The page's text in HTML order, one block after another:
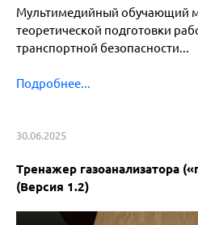
Мультимедийный обучающий
теоретической подготовки
транспортной безопасности...
Подробнее...
30.06.2025
Тренажер газоанализатора
(Версия 1.2)